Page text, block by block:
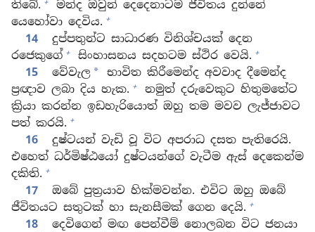
තිබේ.
මන්ද ඔවුන් දෙදෙනාටම ජීවිතය දුන්නේ
යෙහෝවා දෙවිය. +
14
දුප්පතුන්ට සාධාරණ විනිශ්චයක් දෙන
රජෙකුගේ + සිංහාසනය සදහටම ස්ථිර වෙයි. +
15 වේවැල * භාවිත කිරීමෙන්ද අවවාද දීමෙන්ද
ප්‍රඥාව ලබා දිය හැක. +
නමුත් දරුවෙකුට හිතුමතේට
ක්‍රියා කරන්න ඉඩහැරියොත් ඔහු තම මවව ලැජ්ජාවට
පත් කරයි. +
16
දුෂ්ටයන් වැඩි වූ විට අපරාධ දසත පැතිරෙයි.
එහෙත් ධර්මිෂ්ඨයෝ දුෂ්ටයන්ගේ වැටීම ඇස් දෙකෙන්ම
දකිති. +
17
ඔබේ පුත්‍රයාව හික්මවන්න. එවිට ඔහු ඔබේ
ජීවිතයට සතුටක් හා සැනසීමක් ගෙන දෙයි. +
18
දෙවිගෙන් මඟ පෙන්වීම් නොලබන විට ජනයා